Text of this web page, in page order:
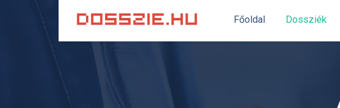
Főoldal Dossziék